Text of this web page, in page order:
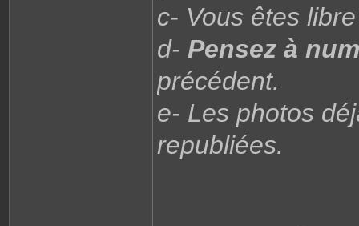
c- Vous êtes
d- Pensez à
précédent.
e- Les photos
republiées.